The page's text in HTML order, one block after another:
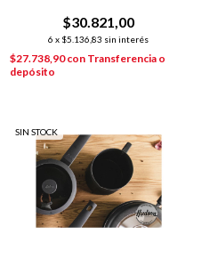
$30.821,00
6 x $5.136,83 sin interés
$27.738,90con Transferencia o
depósito
SIN STOCK